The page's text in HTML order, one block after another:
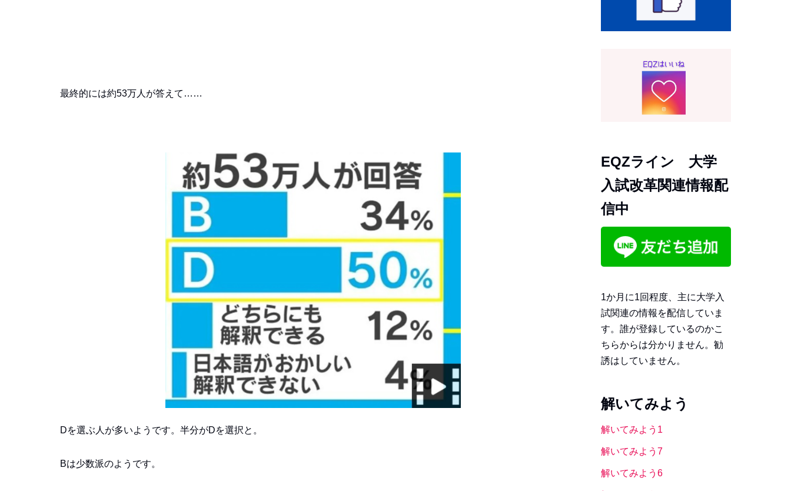
最終的には約53万人が答えて……
Dを選ぶ人が多いようです。半分がDを選択と。
Bは少数派のようです。
EQZライン 大学
入試改革関連情報配
信中
1か月に1回程度、主に大学入
試関連の情報を配信していま
す。誰が登録しているのかこ
ちらからは分かりません。勧
誘はしていません。
解いてみよう
解いてみよう1
解いてみよう7
解いてみよう6